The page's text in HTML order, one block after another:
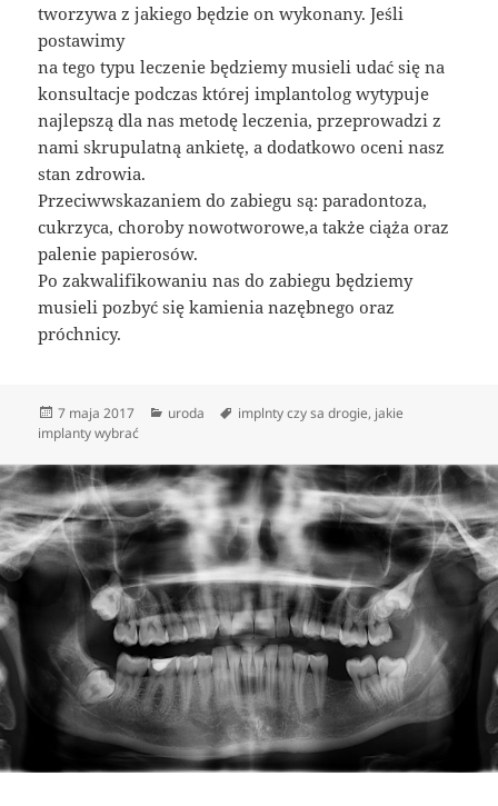
tworzywa z jakiego będzie on wykonany. Jeśli
postawimy
na tego typu leczenie będziemy musieli udać się na
konsultacje podczas której implantolog wytypuje
najlepszą dla nas metodę leczenia, przeprowadzi z
nami skrupulatną ankietę, a dodatkowo oceni nasz
stan zdrowia.
Przeciwwskazaniem do zabiegu są: paradontoza,
cukrzyca, choroby nowotworowe,a także ciąża oraz
palenie papierosów.
Po zakwalifikowaniu nas do zabiegu będziemy
musieli pozbyć się kamienia nazębnego oraz
próchnicy.
Data
publikacji
7 maja 2017 Kategorie
uroda Tagi
implnty czy sa drogie, jakie
implanty wybrać